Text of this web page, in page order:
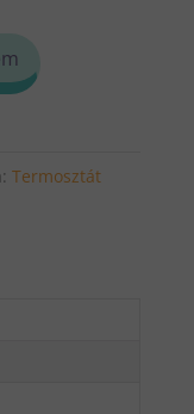
Termosztát